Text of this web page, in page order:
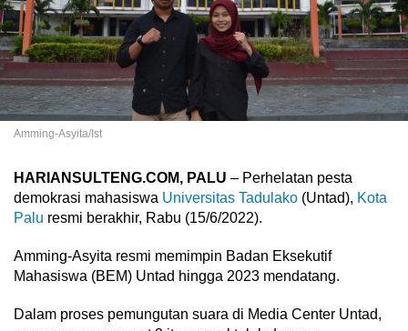
Amming-Asyita/Ist
HARIANSULTENG.COM, PALU – Perhelatan pesta
demokrasi mahasiswa Universitas Tadulako (Untad), Kota
Palu resmi berakhir, Rabu (15/6/2022).
Amming-Asyita resmi memimpin Badan Eksekutif
Mahasiswa (BEM) Untad hingga 2023 mendatang.
Dalam proses pemungutan suara di Media Center Untad,